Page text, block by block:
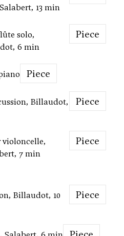
Salabert, 13 min
solo,
6 min
Piece
Piece
Billaudot,
Piece
violoncelle,
7 min
Piece
Billaudot, 10
Piece